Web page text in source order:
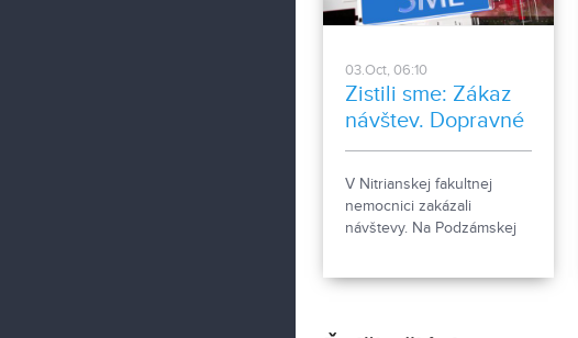
03.Oct, 06:10
Zistili sme: Zákaz
návštev. Dopravné
obmedzenie v
meste.
V Nitrianskej fakultnej
nemocnici zakázali
návštevy. Na Podzámskej